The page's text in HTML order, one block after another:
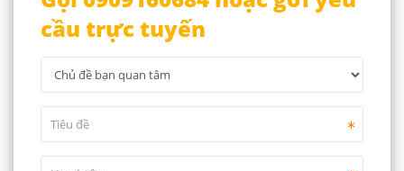
cầu trực tuyến